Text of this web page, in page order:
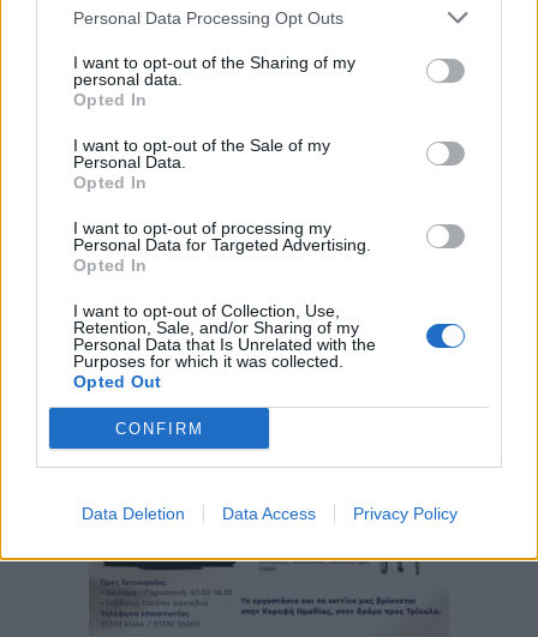
Personal Data Processing Opt Outs
I want to opt-out of the Sharing of my
personal data.
Opted In
I want to opt-out of the Sale of my
Personal Data.
Opted In
I want to opt-out of processing my
Personal Data for Targeted Advertising.
Opted In
I want to opt-out of Collection, Use,
Retention, Sale, and/or Sharing of my
Personal Data that Is Unrelated with the
Purposes for which it was collected.
Opted Out
CONFIRM
Data Deletion Data Access Privacy Policy